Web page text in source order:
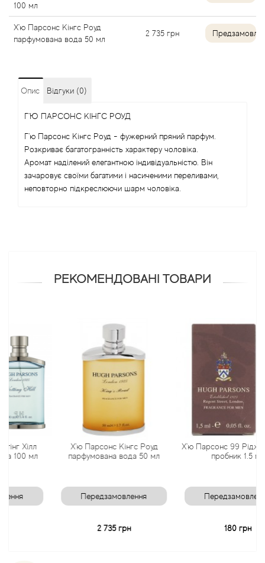
100 мл
Х'ю Парсонс Кінгс Роуд
парфумована вода 50 мл
2 735 грн
Опис Відгуки (0)
Г'Ю ПАРСОНС КІНГС РОУД
Г'ю Парсонс Кінгс Роуд - фужерний пряний парфум.
Розкриває багатогранність характеру чоловіка.
Аромат наділений елегантною індивідуальністю. Він
зачаровує своїми багатими і насиченими переливами,
неповторно підкреслюючи шарм чоловіка.
РЕКОМЕНДОВАНІ ТОВАРИ
мл
Х'ю Парсонс Кінгс Роуд
парфумована вода 50 мл
Передзамовлення
2 735 грн
Х'ю Парсонс 99 Ріджент-
пробник 1.5 мл
Передзамовлення
180 грн
Andre L'Arom
Anna Sui
Annayake
Anne Fontaine
Aquolina
Arabesque Perfumes
Arabiyat
Aramis
Armaf